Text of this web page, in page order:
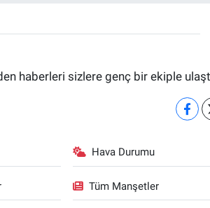
haberleri sizlere genç bir ekiple
Hava Durumu
Tüm Manşetler